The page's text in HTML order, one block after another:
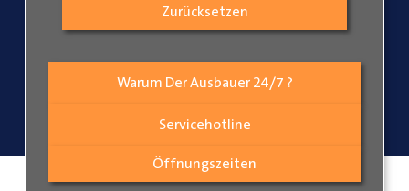
Warum Der Ausbauer 24/7 ?
Servicehotline
Öffnungszeiten
Zurücksetzen